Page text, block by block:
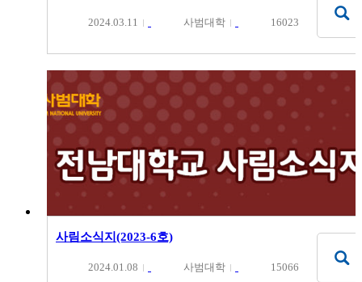
2024.03.11 사범대학 16023
사림소식지(2023-6호)
2024.01.08 사범대학 15066